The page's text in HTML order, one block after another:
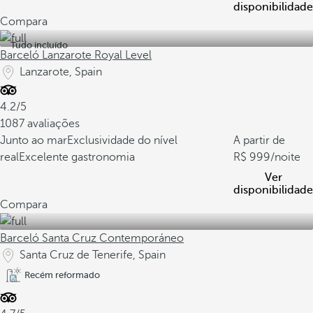
disponibilidade
Compara
Tudo incluído
Barceló Lanzarote Royal Level
Lanzarote, Spain
4.2/5
1087 avaliações
Junto ao marExclusividade do nível
realExcelente gastronomia
A partir de
999/noite
Ver
disponibilidade
Compara
Barceló Santa Cruz Contemporáneo
Santa Cruz de Tenerife, Spain
Recém reformado